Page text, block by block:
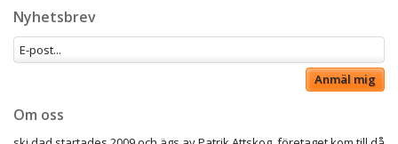
Nyhetsbrev
Anmäl mig
Om oss